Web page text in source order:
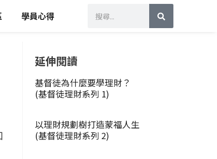
學員心得
搜
延伸閱讀
基督徒為什麼要學理財？
(基督徒理財系列 1)
以理財規劃樹打造蒙福人生
(基督徒理財系列 2)